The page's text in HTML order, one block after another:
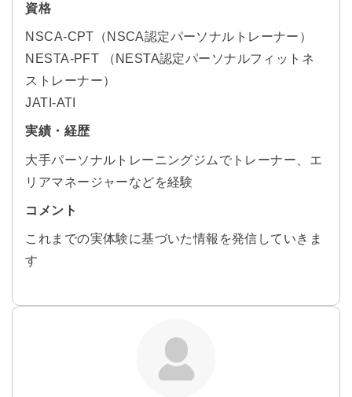
資格
NSCA-CPT（NSCA認定パーソナルトレーナー）
NESTA-PFT （NESTA認定パーソナルフィットネ
ストレーナー）
JATI-ATI
実績・経歴
大手パーソナルトレーニングジムでトレーナー、エ
リアマネージャーなどを経験
コメント
これまでの実体験に基づいた情報を発信していきま
す